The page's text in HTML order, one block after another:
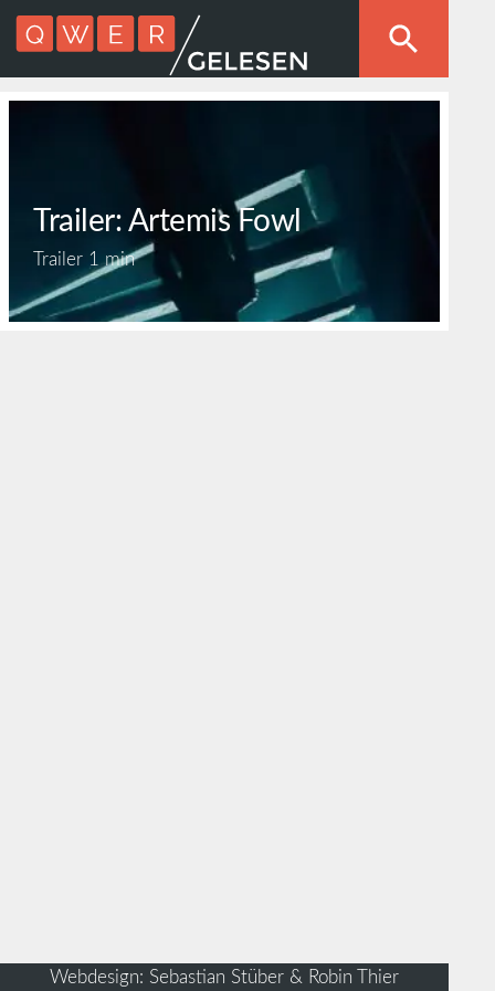
Trailer: Artemis Fowl
Trailer 1 min
Webdesign: Sebastian Stüber & Robin Thier